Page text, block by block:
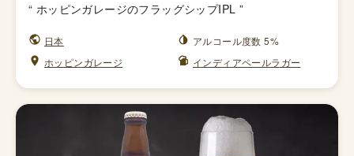
“ ホッピンガレージのフラッグシップIPL ”
日本
アルコール度数 5%
ホッピンガレージ
インディアペールラガー